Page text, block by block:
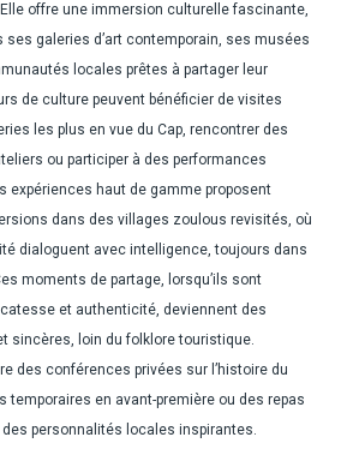
offre une immersion culturelle fascinante,
galeries d’art contemporain, ses musées
locales prêtes à partager leur
de culture peuvent bénéficier de visites
les plus en vue du Cap, rencontrer des
ou participer à des performances
expériences haut de gamme proposent
dans des villages zoulous revisités, où
dialoguent avec intelligence, toujours dans
moments de partage, lorsqu’ils sont
et authenticité, deviennent des
sincères, loin du folklore touristique.
des conférences privées sur l’histoire du
temporaires en avant-première ou des repas
personnalités locales inspirantes.